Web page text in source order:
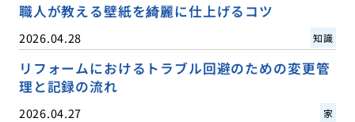
職人が教える壁紙を綺麗に仕上げるコツ
2026.04.28 知識
リフォームにおけるトラブル回避のための変更管
理と記録の流れ
2026.04.27 家